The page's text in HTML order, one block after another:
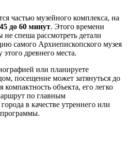
частью музейного комплекса, на
45 до 60 минут. Этого времени
не спеша рассмотреть детали
самого Архиепископского музея
древнего места.
или планируете
посещение может затянуться до
объекта, его легко
по главным
в качестве утреннего или